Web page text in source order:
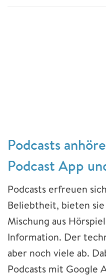
Podcasts
Podcast App
Podcasts erfreuen
Beliebtheit, bieten
Mischung aus
Information. Der
aber noch viele ab.
Podcasts mit Google